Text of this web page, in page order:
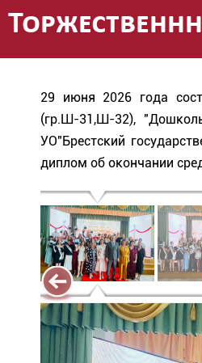
29 июня 2026 года
(гр.Ш-31,Ш-32),
УО"Брестский
диплом об окончании